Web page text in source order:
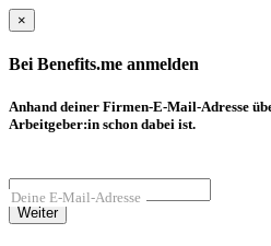
×
Bei Benefits.me anmelden
Anhand deiner Firmen-E-Mail-Adresse
Arbeitgeber:in schon dabei ist.
Deine E-Mail-Adresse
Weiter